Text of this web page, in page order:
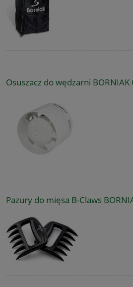
Osuszacz do wędzarni BORNIAK
Pazury do mięsa B-Claws